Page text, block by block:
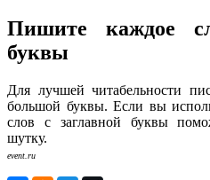
Пишите каждое
буквы
Для лучшей читабельности
большой буквы. Если вы
слов с заглавной буквы
шутку.
event.ru